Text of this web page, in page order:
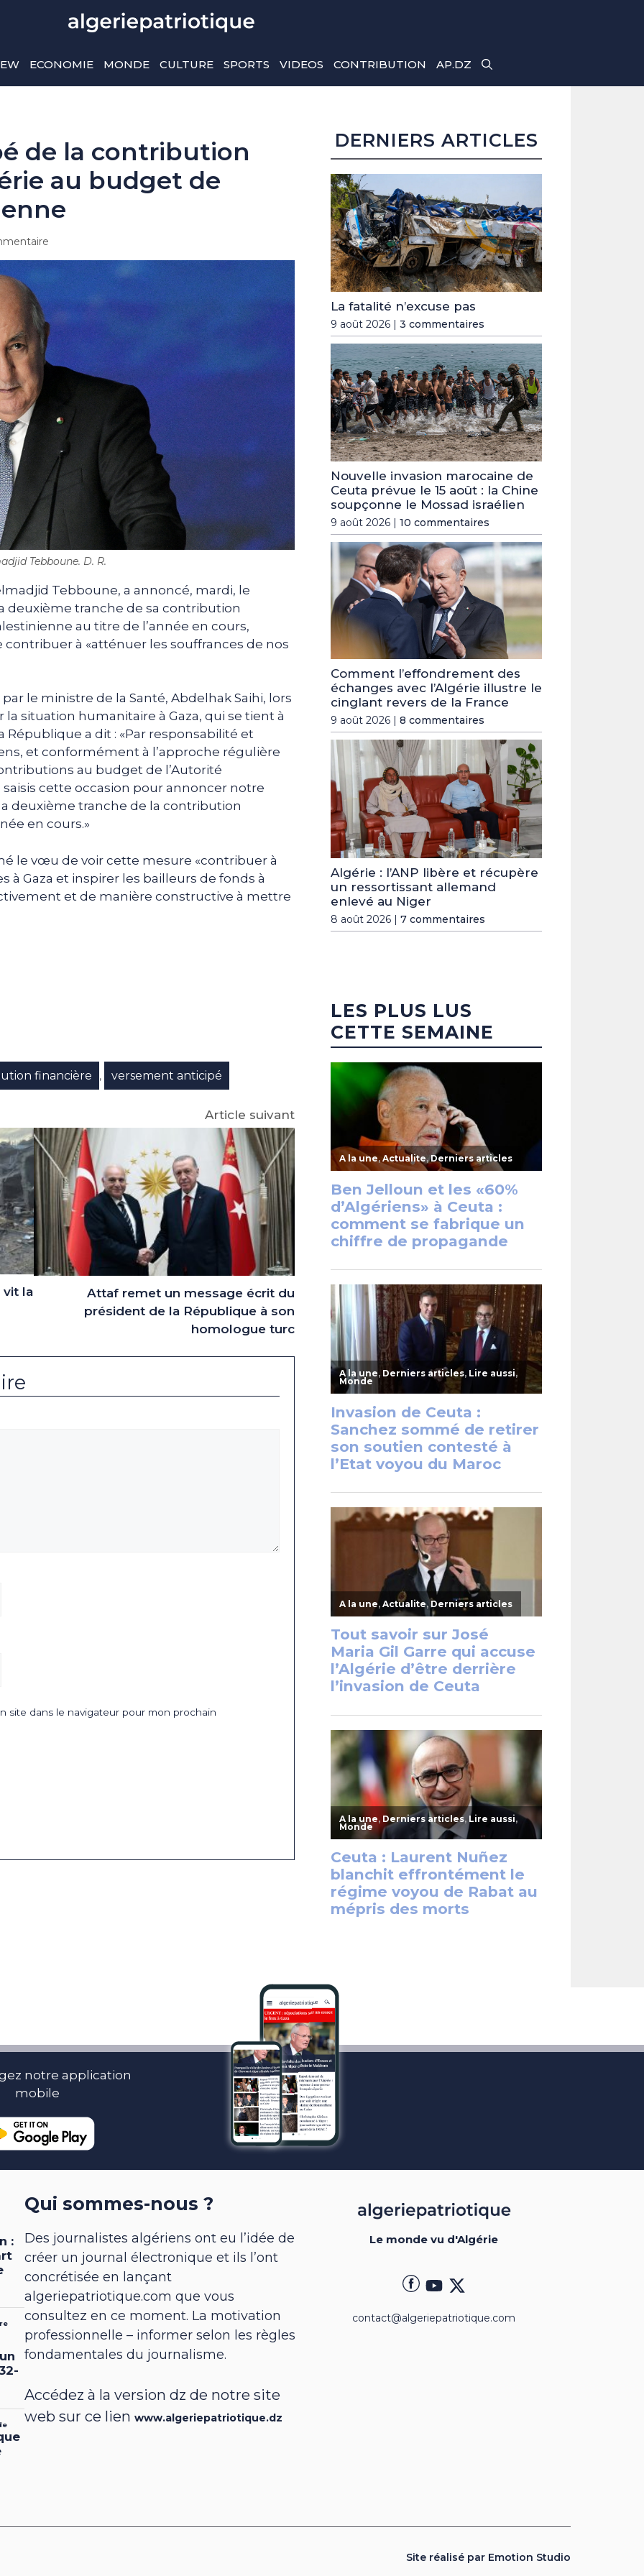
ECONOMIE MONDE CULTURE SPORTS VIDEOS CONTRIBUTION AP.DZ
de la contribution
au budget de
Tebboune. D. R.
Tebboune, a annoncé, mardi, le
deuxième tranche de sa contribution
au titre de l’année en cours,
à «atténuer les souffrances de nos
le ministre de la Santé, Abdelhak Saihi, lors
situation humanitaire à Gaza, qui se tient à
a dit : «Par responsabilité et
et conformément à l’approche régulière
au budget de l’Autorité
cette occasion pour annoncer notre
deuxième tranche de la contribution
en cours.»
le vœu de voir cette mesure «contribuer à
à Gaza et inspirer les bailleurs de fonds à
et de manière constructive à mettre
financière , versement anticipé
vit la
Article suivant
Attaf remet un message écrit du
président de la République à son
homologue turc
site dans le navigateur pour mon prochain
DERNIERS ARTICLES
La fatalité n’excuse pas
9 août 2026 | 3 commentaires
Nouvelle invasion marocaine de
Ceuta prévue le 15 août : la Chine
soupçonne le Mossad israélien
9 août 2026 | 10 commentaires
Comment l’effondrement des
échanges avec l’Algérie illustre le
cinglant revers de la France
9 août 2026 | 8 commentaires
Algérie : l’ANP libère et récupère
un ressortissant allemand
enlevé au Niger
8 août 2026 | 7 commentaires
LES PLUS LUS
CETTE SEMAINE
notre application
mobile
Qui sommes-nous ?
Des journalistes algériens ont eu l’idée de
créer un journal électronique et ils l’ont
concrétisée en lançant
algeriepatriotique.com que vous
consultez en ce moment. La motivation
professionnelle – informer selon les règles
fondamentales du journalisme.
Accédez à la version dz de notre site
web sur ce lienwww.algeriepatriotique.dz
Le monde vu d'Algérie
contact@algeriepatriotique.com
Site réalisé par Emotion Studio